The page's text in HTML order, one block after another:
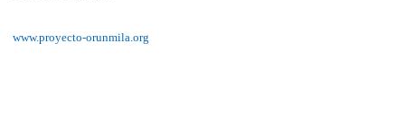
www.proyecto-orunmila.org